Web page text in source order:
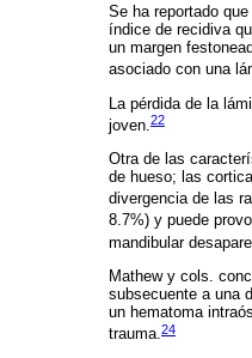
Se ha reportado
índice de recidiva
un margen
asociado con una
La pérdida de la
joven. 22
Otra de las
de hueso; las
divergencia de las
8.7%) y puede
mandibular
Mathew y cols.
subsecuente a una
un hematoma
trauma.24